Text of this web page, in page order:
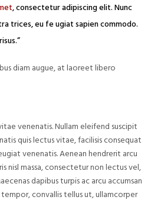
, consectetur adipiscing elit. Nunc
trices, eu fe ugiat sapien commodo.
diam augue, at laoreet libero
venenatis. Nullam eleifend suscipit
quis lectus vitae, facilisis consequat
venenatis. Aenean hendrerit arcu
nisl massa, consectetur non lectus vel,
dapibus turpis ac arcu accumsan
convallis tellus ut, ullamcorper